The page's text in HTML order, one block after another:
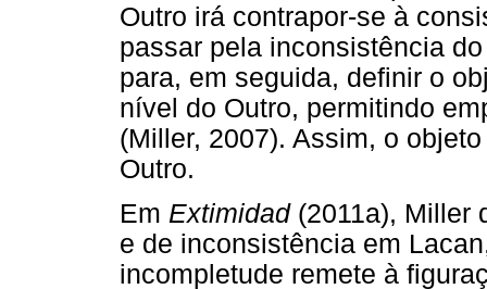
Outro irá contrapor-se à
passar pela inconsistência
para, em seguida, definir o
nível do Outro, permitindo
(Miller, 2007). Assim, o
Outro.
Em Extimidad (2011a), Miller
e de inconsistência em
incompletude remete à